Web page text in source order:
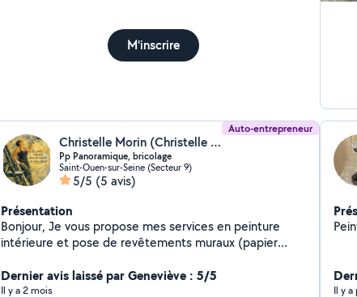
M'inscrire
Auto-entrepreneur
Christelle Morin (Christelle Morin)
Pp Panoramique, bricolage
Saint-Ouen-sur-Seine (Secteur 9)
5/5 (5 avis)
Présentation
Bonjour, Je vous propose mes services en peinture
intérieure et pose de revêtements muraux (papier
bâtiment et forte de plusieurs années d'expérience, je
réalise vos travaux avec sérieux, précision et souci du
Dernier avis laissé par Geneviève : 5/5
Il y a 2 mois
Il y